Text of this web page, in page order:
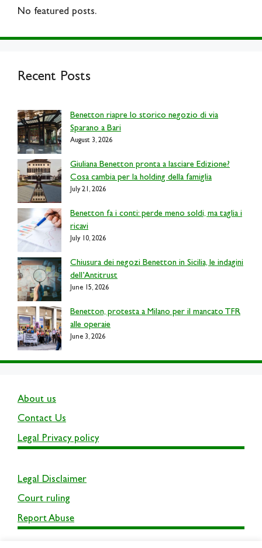
No featured posts.
Recent Posts
Benetton riapre lo storico negozio di via
Sparano a Bari
August 3, 2026
Giuliana Benetton pronta a lasciare Edizione?
Cosa cambia per la holding della famiglia
July 21, 2026
Benetton fa i conti: perde meno soldi, ma taglia i
ricavi
July 10, 2026
Chiusura dei negozi Benetton in Sicilia, le indagini
dell’Antitrust
June 15, 2026
Benetton, protesta a Milano per il mancato TFR
alle operaie
June 3, 2026
About us
Contact Us
Legal Privacy policy
Legal Disclaimer
Court ruling
Report Abuse